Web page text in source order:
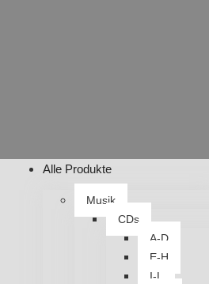
Alle Produkte
Musik
CDs
A-D
E-H
I-L